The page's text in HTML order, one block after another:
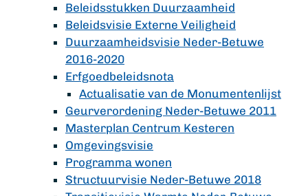
Beleidsstukken Duurzaamheid
Beleidsvisie Externe Veiligheid
Duurzaamheidsvisie Neder-Betuwe
2016-2020
Erfgoedbeleidsnota
Actualisatie van de Monumentenlijst
Geurverordening Neder-Betuwe 2011
Masterplan Centrum Kesteren
Omgevingsvisie
Programma wonen
Structuurvisie Neder-Betuwe 2018